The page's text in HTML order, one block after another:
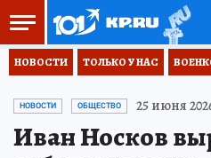
НОВОСТИ ТОЛЬКО У НАС
НОВОСТИ ОБЩЕСТВО 25 июня
Иван Носков